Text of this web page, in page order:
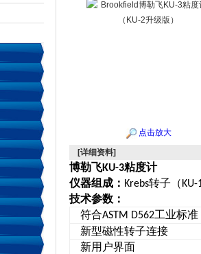
点击放大
[详细资料]
博勒飞KU-3粘度计
仪器组成： Krebs转子（ KU-
技术参数：
符合ASTM D562工业标准
新型磁性转子连接
新用户界面